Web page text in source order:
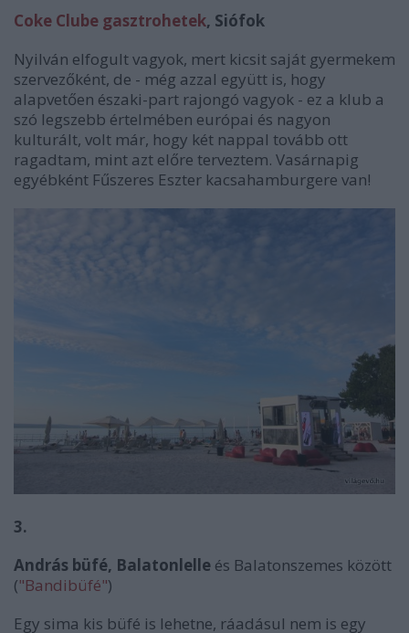
Coke Clube gasztrohetek, Siófok
Nyilván elfogult vagyok, mert kicsit saját gyermekem
szervezőként, de - még azzal együtt is, hogy
alapvetően északi-part rajongó vagyok - ez a klub a
szó legszebb értelmében európai és nagyon
kulturált, volt már, hogy két nappal tovább ott
ragadtam, mint azt előre terveztem. Vasárnapig
egyébként Fűszeres Eszter kacsahamburgere van!
3.
András büfé, Balatonlelle és Balatonszemes között
("Bandibüfé")
Egy sima kis büfé is lehetne, ráadásul nem is egy